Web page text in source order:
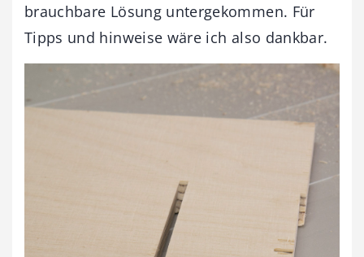
brauchbare Lösung untergekommen. Für
Tipps und hinweise wäre ich also dankbar.